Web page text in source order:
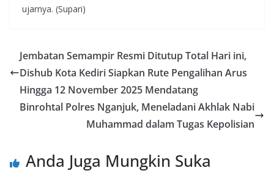
ujarnya. (Supari)
Jembatan Semampir Resmi Ditutup Total Hari ini,
Dishub Kota Kediri Siapkan Rute Pengalihan Arus
Hingga 12 November 2025 Mendatang
Binrohtal Polres Nganjuk, Meneladani Akhlak Nabi
Muhammad dalam Tugas Kepolisian
Anda Juga Mungkin Suka